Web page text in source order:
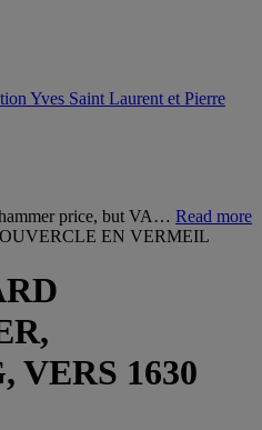
Yves Saint Laurent et Pierre
price, but VA… Read more
EN VERMEIL
VERS 1630